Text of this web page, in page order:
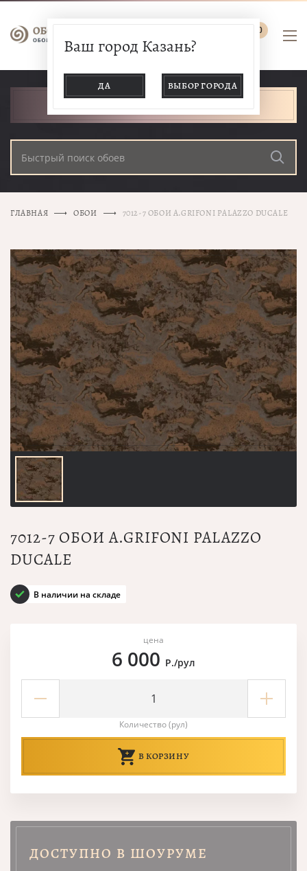
0
Ваш город Казань?
ДА ВЫБОР ГОРОДА
ГЛАВНАЯ ОБОИ 7012-7 ОБОИ A.GRIFONI PALAZZO DUCALE
7012-7 ОБОИ A.GRIFONI PALAZZO
DUCALE
В наличии на складе
цена
6 000 Р./рул
Количество (рул)
В КОРЗИНУ
ДОСТУПНО В ШОУРУМЕ